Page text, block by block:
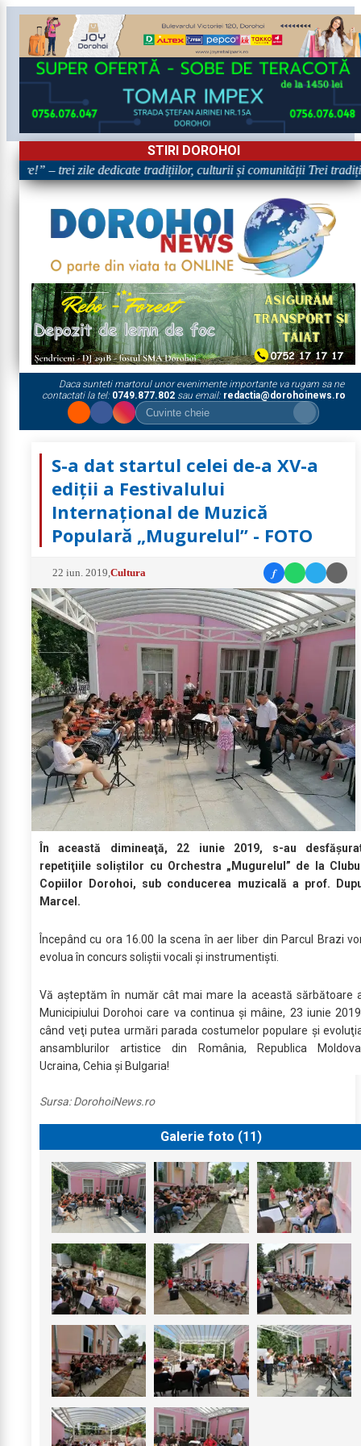
STIRI DOROHOI
– trei zile dedicate tradițiilor, culturii și comunității Trei tradiții.
Daca sunteti martorul unor evenimente importante va rugam sa ne
contactati la tel: 0749.877.802sau email: redactia@dorohoinews.ro
S-a dat startul celei de-a XV-a
ediţii a Festivalului
Internaţional de Muzică
Populară „Mugurelul” - FOTO
22 iun. 2019 ,Cultura f
În această dimineaţă, 22 iunie 2019, s-au
repetiţiile soliştilor cu Orchestra „Mugurelul” de la
Copiilor Dorohoi, sub conducerea muzicală a prof.
Marcel.
Începând cu ora 16.00 la scena în aer liber din Parcul Brazi
evolua în concurs soliştii vocali şi instrumentişti.
Vă aşteptăm în număr cât mai mare la această sărbătoare
Municipiului Dorohoi care va continua şi mâine, 23 iunie
când veţi putea urmări parada costumelor populare şi
ansamblurilor artistice din România, Republica
Ucraina, Cehia şi Bulgaria!
Sursa:DorohoiNews.ro
Galerie foto (11)